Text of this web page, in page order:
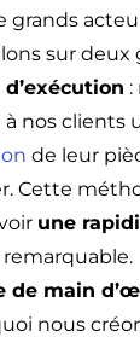
grands
sur deux
:
à nos clients
de leur
Cette
une
de main
nous